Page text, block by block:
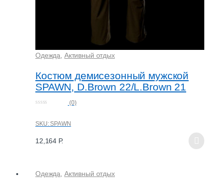
Одежда Активный отдых
Костюм демисезонный мужской
SPAWN, D.Brown 22/L.Brown 21
u
t
f
(0)
SKU: SPAWN
12,164 Р.
Одежда Активный отдых